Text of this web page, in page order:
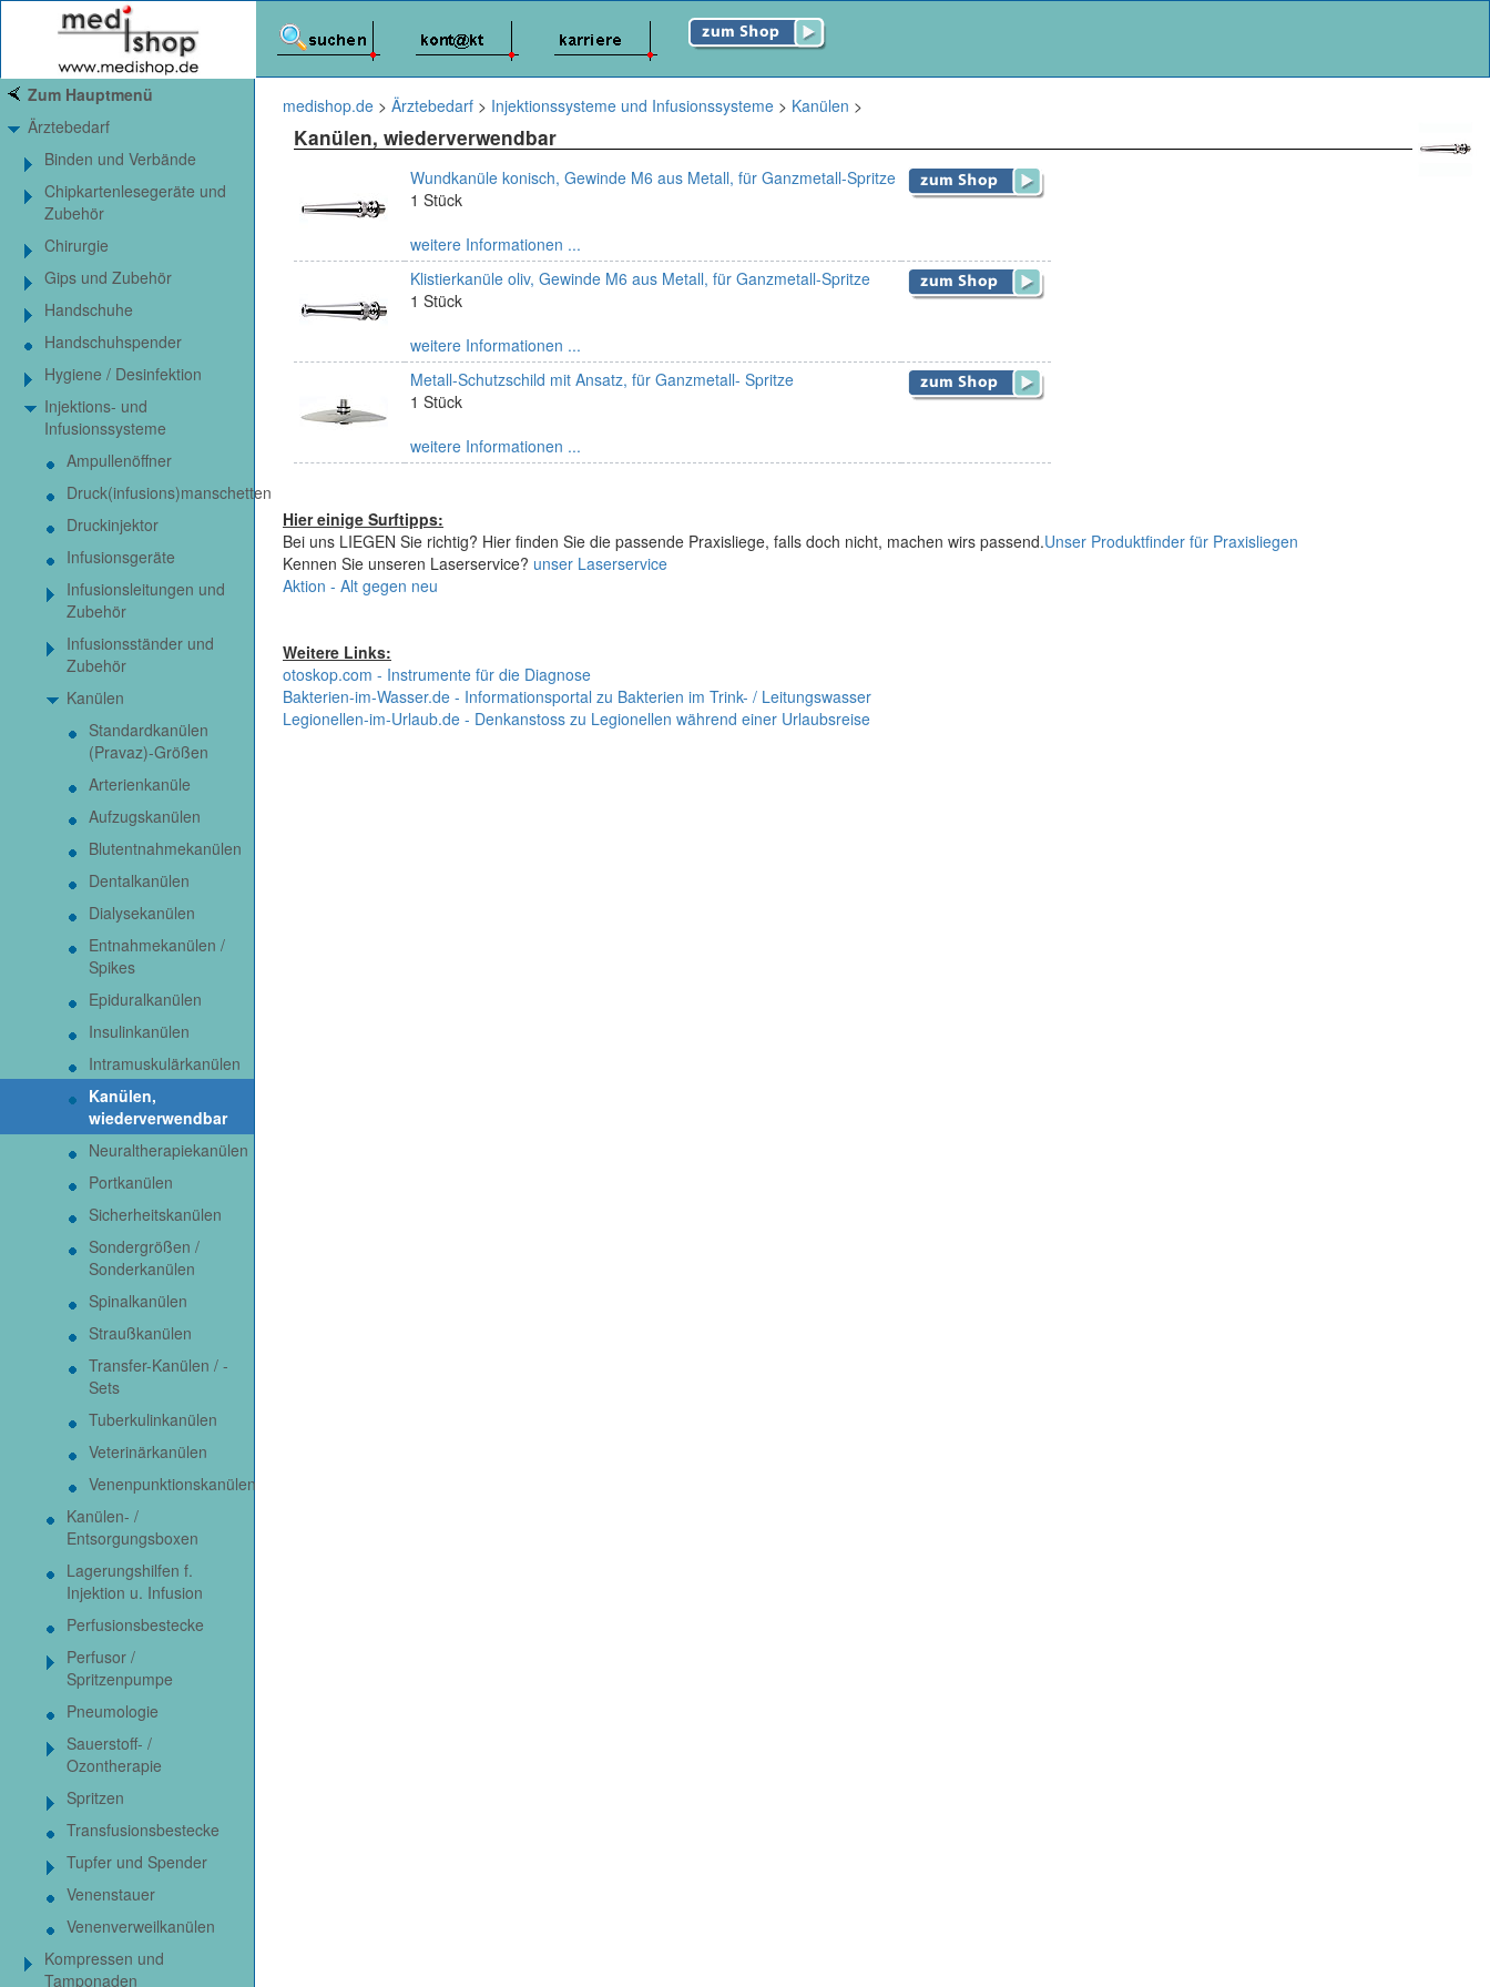
medishop.de > Ärztebedarf > Injektionssysteme und Infusionssysteme > Kanülen >
Kanülen, wiederverwendbar
Wundkanüle konisch, Gewinde M6 aus Metall, für Ganzmetall-Spritze
1 Stück
weitere Informationen ...
Klistierkanüle oliv, Gewinde M6 aus Metall, für Ganzmetall-Spritze
1 Stück
weitere Informationen ...
Metall-Schutzschild mit Ansatz, für Ganzmetall- Spritze
1 Stück
weitere Informationen ...
Hier einige Surftipps:
Bei uns LIEGEN Sie richtig? Hier finden Sie die passende Praxisliege, falls doch nicht, machen wirs passend.Unser Produktfinder für Praxisliegen
Kennen Sie unseren Laserservice? unser Laserservice
Aktion - Alt gegen neu
Weitere Links:
otoskop.com - Instrumente für die Diagnose
Bakterien-im-Wasser.de - Informationsportal zu Bakterien im Trink- / Leitungswasser
Legionellen-im-Urlaub.de - Denkanstoss zu Legionellen während einer Urlaubsreise
Zum Hauptmenü
Ärztebedarf
Binden und Verbände
Chipkartenlesegeräte und
Zubehör
Chirurgie
Gips und Zubehör
Handschuhe
Handschuhspender
Hygiene / Desinfektion
Injektions- und
Infusionssysteme
Ampullenöffner
Druck(infusions)manschetten
Druckinjektor
Infusionsgeräte
Infusionsleitungen und
Zubehör
Infusionsständer und
Zubehör
Kanülen
Standardkanülen
(Pravaz)-Größen
Arterienkanüle
Aufzugskanülen
Blutentnahmekanülen
Dentalkanülen
Dialysekanülen
Entnahmekanülen /
Spikes
Epiduralkanülen
Insulinkanülen
Intramuskulärkanülen
Kanülen,
wiederverwendbar
Neuraltherapiekanülen
Portkanülen
Sicherheitskanülen
Sondergrößen /
Sonderkanülen
Spinalkanülen
Straußkanülen
Transfer-Kanülen / -
Sets
Tuberkulinkanülen
Veterinärkanülen
Venenpunktionskanülen
Kanülen- /
Entsorgungsboxen
Lagerungshilfen f.
Injektion u. Infusion
Perfusionsbestecke
Perfusor /
Spritzenpumpe
Pneumologie
Sauerstoff- /
Ozontherapie
Spritzen
Transfusionsbestecke
Tupfer und Spender
Venenstauer
Venenverweilkanülen
Kompressen und
Tamponaden